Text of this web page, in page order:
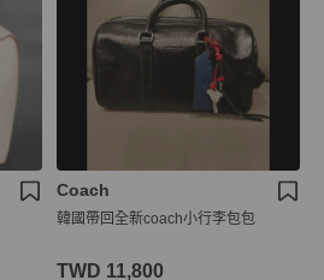
Coach
韓國帶回全新coach小行李包包
TWD 11,800